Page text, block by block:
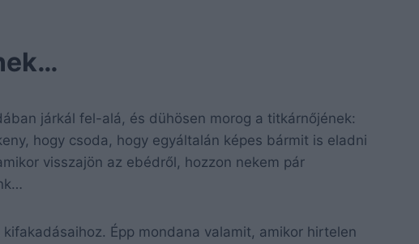
járkál fel-alá, és dühösen morog a titkárnőjének:
hogy csoda, hogy egyáltalán képes bármit is eladni
visszajön az ebédről, hozzon nekem pár
Épp mondana valamit, amikor hirtelen